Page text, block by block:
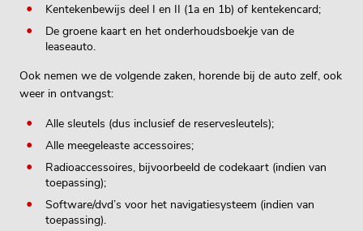
Kentekenbewijs deel I en II (1a en 1b) of kentekencard;
De groene kaart en het onderhoudsboekje van de
leaseauto.
Ook nemen we de volgende zaken, horende bij de auto zelf, ook
weer in ontvangst:
Alle sleutels (dus inclusief de reservesleutels);
Alle meegeleaste accessoires;
Radioaccessoires, bijvoorbeeld de codekaart (indien van
toepassing);
Software/dvd’s voor het navigatiesysteem (indien van
toepassing).